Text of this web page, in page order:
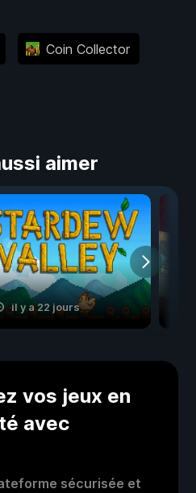
Coin Collector
aimer
il y a 22 jours
vos jeux en
avec
sécurisée et